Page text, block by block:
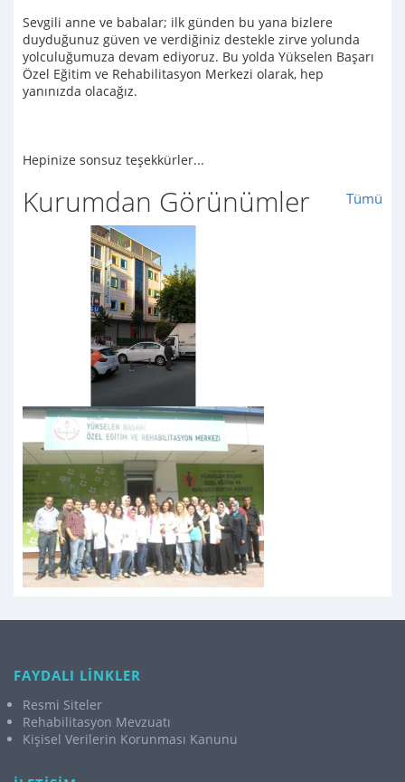
Sevgili anne ve babalar; ilk günden bu yana bizlere
duyduğunuz güven ve verdiğiniz destekle zirve yolunda
yolculuğumuza devam ediyoruz. Bu yolda Yükselen Başarı
Özel Eğitim ve Rehabilitasyon Merkezi olarak, hep
yanınızda olacağız.
Hepinize sonsuz teşekkürler...
Kurumdan Görünümler Tümü
FAYDALI LİNKLER
Resmi Siteler
Rehabilitasyon Mevzuatı
Kişisel Verilerin Korunması Kanunu